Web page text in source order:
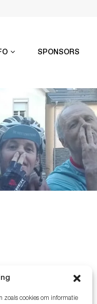
zoals cookies om informatie
SPONSORS